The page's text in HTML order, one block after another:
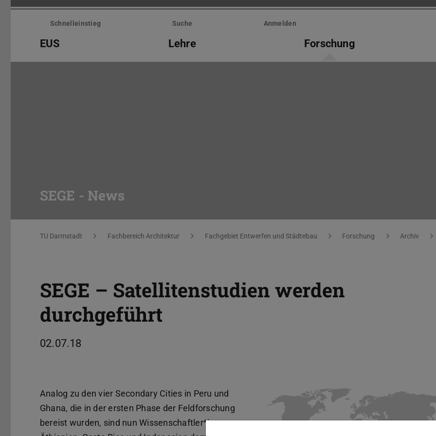
Menü
überspringenSchnelleinstieg Suche Anmelden
EUS Lehre Forschung
SEGE - News
Sie befinden sich hier:
TU Darmstadt Fachbereich Architektur Fachgebiet Entwerfen und Städtebau Forschung Archiv
SEGE – Satellitenstudien werden
durchgeführt
02.07.18
Analog zu den vier Secondary Cities in Peru und
Ghana, die in der ersten Phase der Feldforschung
bereist wurden, sind nun Wissenschaftler*innen aus